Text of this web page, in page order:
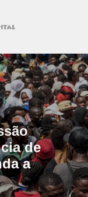
de
a